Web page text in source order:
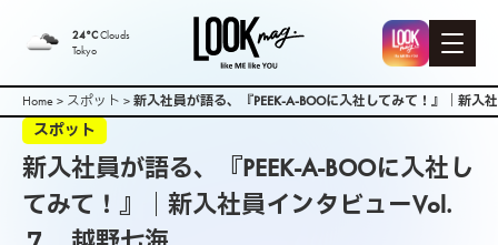
24°CClouds
Tokyo
Home > スポット > 新入社員が語る、『PEEK-A-BOOに入社してみて！』｜新
スポット
新入社員が語る、『PEEK-A-BOOに入社し
てみて！』｜新入社員インタビューVol.